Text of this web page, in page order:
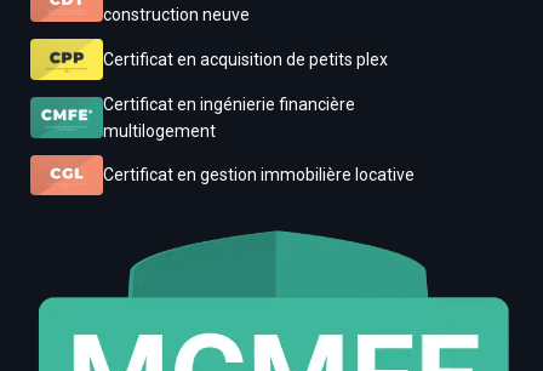
construction neuve
Certificat en acquisition de petits plex
Certificat en ingénierie financière
multilogement
Certificat en gestion immobilière locative